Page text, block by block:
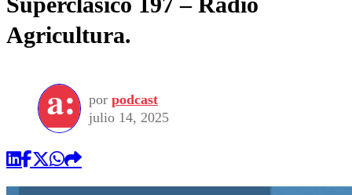
Colo Colo
Motor
Torneo Internacional
Torneo Nacional
Entretención
Internacional
Nacional
Vida Social
Programas
Comercial
Agricultura.
por podcast
julio 14, 2025